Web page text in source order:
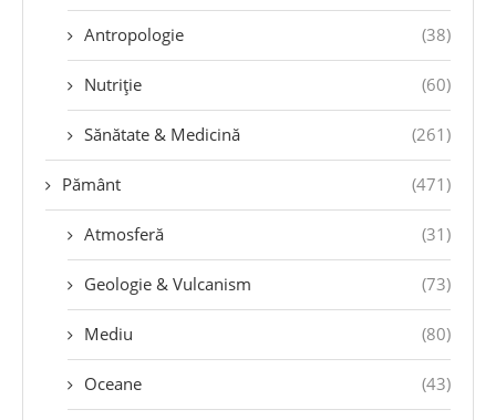
Antropologie (38)
Nutriție (60)
Sănătate & Medicină (261)
Pământ (471)
Atmosferă (31)
Geologie & Vulcanism (73)
Mediu (80)
Oceane (43)